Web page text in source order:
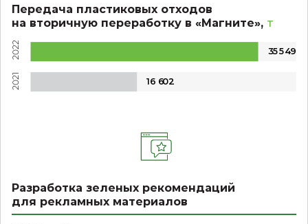
Передача пластиковых отходов
на вторичную переработку в «Магните», т
2022
2021
35 549
16 602
Разработка зеленых рекомендаций
для рекламных материалов